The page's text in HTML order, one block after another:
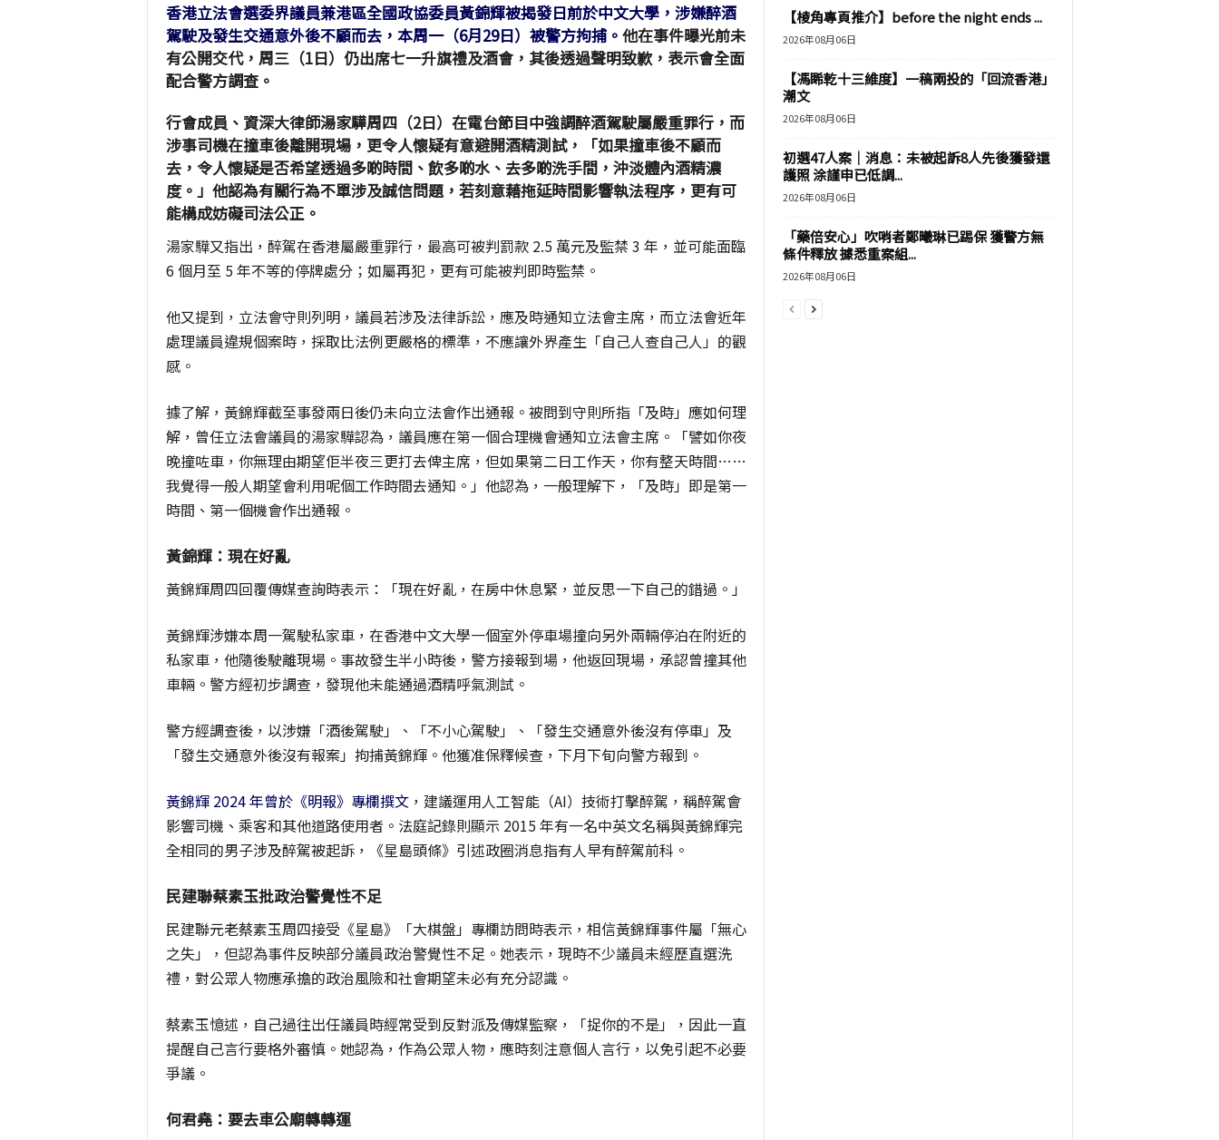
香港立法會選委界議員兼港區全國政協委員黃錦輝被揭發日前於中文大學，涉嫌醉酒
駕駛及發生交通意外後不顧而去，本周一（6月29日）被警方拘捕。 他在事件曝光前未
有公開交代，周三（1日）仍出席七一升旗禮及酒會，其後透過聲明致歉，表示會全面
配合警方調查。
行會成員、資深大律師湯家驊周四（2日）在電台節目中強調醉酒駕駛屬嚴重罪行，而
涉事司機在撞車後離開現場，更令人懷疑有意避開酒精測試，「如果撞車後不顧而
去，令人懷疑是否希望透過多啲時間、飲多啲水、去多啲洗手間，沖淡體內酒精濃
度。」他認為有關行為不單涉及誠信問題，若刻意藉拖延時間影響執法程序，更有可
能構成妨礙司法公正。
湯家驊又指出，醉駕在香港屬嚴重罪行，最高可被判罰款 2.5 萬元及監禁 3 年，並可能面臨
6 個月至 5 年不等的停牌處分；如屬再犯，更有可能被判即時監禁。
他又提到，立法會守則列明，議員若涉及法律訴訟，應及時通知立法會主席，而立法會近年
處理議員違規個案時，採取比法例更嚴格的標準，不應讓外界產生「自己人查自己人」的觀
感。
據了解，黃錦輝截至事發兩日後仍未向立法會作出通報。被問到守則所指「及時」應如何理
解，曾任立法會議員的湯家驊認為，議員應在第一個合理機會通知立法會主席。「譬如你夜
晚撞咗車，你無理由期望佢半夜三更打去俾主席，但如果第二日工作天，你有整天時間……
我覺得一般人期望會利用呢個工作時間去通知。」他認為，一般理解下，「及時」即是第一
時間、第一個機會作出通報。
黃錦輝：現在好亂
黃錦輝周四回覆傳媒查詢時表示：「現在好亂，在房中休息緊，並反思一下自己的錯過。」
黃錦輝涉嫌本周一駕駛私家車，在香港中文大學一個室外停車場撞向另外兩輛停泊在附近的
私家車，他隨後駛離現場。事故發生半小時後，警方接報到場，他返回現場，承認曾撞其他
車輛。警方經初步調查，發現他未能通過酒精呼氣測試。
警方經調查後，以涉嫌「酒後駕駛」、「不小心駕駛」、「發生交通意外後沒有停車」及
「發生交通意外後沒有報案」拘捕黃錦輝。他獲准保釋候查，下月下旬向警方報到。
黃錦輝 2024 年曾於《明報》專欄撰文，建議運用人工智能（AI）技術打擊醉駕，稱醉駕會
影響司機、乘客和其他道路使用者。法庭記錄則顯示 2015 年有一名中英文名稱與黃錦輝完
全相同的男子涉及醉駕被起訴，《星島頭條》引述政圈消息指有人早有醉駕前科。
民建聯蔡素玉批政治警覺性不足
民建聯元老蔡素玉周四接受《星島》「大棋盤」專欄訪問時表示，相信黃錦輝事件屬「無心
之失」，但認為事件反映部分議員政治警覺性不足。她表示，現時不少議員未經歷直選洗
禮，對公眾人物應承擔的政治風險和社會期望未必有充分認識。
蔡素玉憶述，自己過往出任議員時經常受到反對派及傳媒監察，「捉你的不是」，因此一直
提醒自己言行要格外審慎。她認為，作為公眾人物，應時刻注意個人言行，以免引起不必要
爭議。
何君堯：要去車公廟轉轉運
【棱角專頁推介】before the night ends ...
2026年08月06日
【馮睎乾十三維度】一稿兩投的「回流香港」
潮文
2026年08月06日
初選47人案｜消息：未被起訴8人先後獲發還
護照 涂謹申已低調...
2026年08月06日
「藥倍安心」吹哨者鄭曦琳已踢保 獲警方無
條件釋放 據悉重案組...
2026年08月06日